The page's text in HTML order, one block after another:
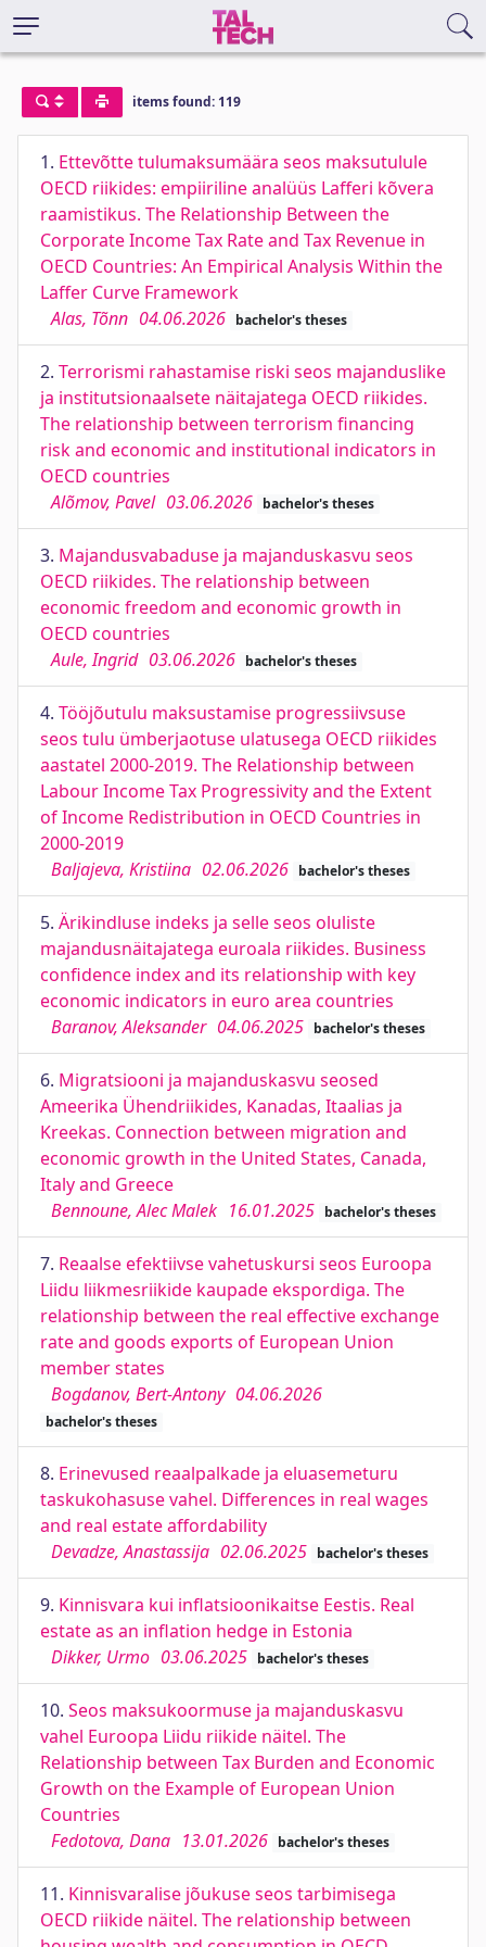
items found: 119
1. Ettevõtte tulumaksumäära seos maksutulule
OECD riikides: empiiriline analüüs Lafferi kõvera
raamistikus. The Relationship Between the
Corporate Income Tax Rate and Tax Revenue in
OECD Countries: An Empirical Analysis Within the
Laffer Curve Framework
Alas, Tõnn 04.06.2026 bachelor's theses
2. Terrorismi rahastamise riski seos majanduslike
ja institutsionaalsete näitajatega OECD riikides.
The relationship between terrorism financing
risk and economic and institutional indicators in
OECD countries
Alõmov, Pavel 03.06.2026 bachelor's theses
3. Majandusvabaduse ja majanduskasvu seos
OECD riikides. The relationship between
economic freedom and economic growth in
OECD countries
Aule, Ingrid 03.06.2026 bachelor's theses
4. Tööjõutulu maksustamise progressiivsuse
seos tulu ümberjaotuse ulatusega OECD riikides
aastatel 2000-2019. The Relationship between
Labour Income Tax Progressivity and the Extent
of Income Redistribution in OECD Countries in
2000-2019
Baljajeva, Kristiina 02.06.2026 bachelor's theses
5. Ärikindluse indeks ja selle seos oluliste
majandusnäitajatega euroala riikides. Business
confidence index and its relationship with key
economic indicators in euro area countries
Baranov, Aleksander 04.06.2025 bachelor's theses
6. Migratsiooni ja majanduskasvu seosed
Ameerika Ühendriikides, Kanadas, Itaalias ja
Kreekas. Connection between migration and
economic growth in the United States, Canada,
Italy and Greece
Bennoune, Alec Malek 16.01.2025 bachelor's theses
7. Reaalse efektiivse vahetuskursi seos Euroopa
Liidu liikmesriikide kaupade ekspordiga. The
relationship between the real effective exchange
rate and goods exports of European Union
member states
Bogdanov, Bert-Antony 04.06.2026
bachelor's theses
8. Erinevused reaalpalkade ja eluasemeturu
taskukohasuse vahel. Differences in real wages
and real estate affordability
Devadze, Anastassija 02.06.2025 bachelor's theses
9. Kinnisvara kui inflatsioonikaitse Eestis. Real
estate as an inflation hedge in Estonia
Dikker, Urmo 03.06.2025 bachelor's theses
10. Seos maksukoormuse ja majanduskasvu
vahel Euroopa Liidu riikide näitel. The
Relationship between Tax Burden and Economic
Growth on the Example of European Union
Countries
Fedotova, Dana 13.01.2026 bachelor's theses
11. Kinnisvaralise jõukuse seos tarbimisega
OECD riikide näitel. The relationship between